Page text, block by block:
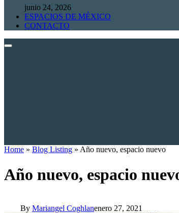
junio 24, 2026
ESPACIOS DE MÉXICO
CONTACTO
Home » Blog Listing » Año nuevo, espacio nuevo
Año nuevo, espacio
By Mariangel Coghlanenero 27, 2021